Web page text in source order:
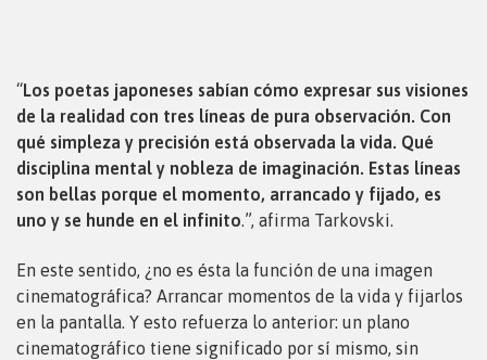
“Los poetas japoneses sabían cómo expresar sus visiones
de la realidad con tres líneas de pura observación. Con
qué simpleza y precisión está observada la vida. Qué
disciplina mental y nobleza de imaginación. Estas líneas
son bellas porque el momento, arrancado y fijado, es
uno y se hunde en el infinito.”, afirma Tarkovski.
En este sentido, ¿no es ésta la función de una imagen
cinematográfica? Arrancar momentos de la vida y fijarlos
en la pantalla. Y esto refuerza lo anterior: un plano
cinematográfico tiene significado por sí mismo, sin